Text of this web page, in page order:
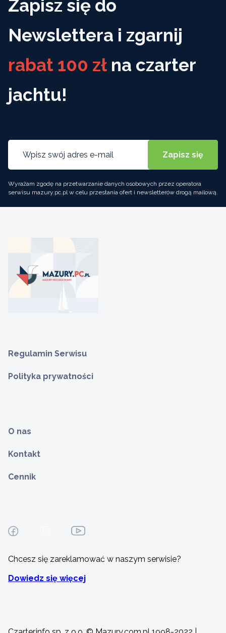
Zapisz się do
Newslettera i zgarnij
rabat 100 zł na czarter
jachtu!
Wyrażam zgodę na przetwarzanie danych osobowych przez operatora
serwisu mazury.pc.pl w celu przesłania ofert i newsletterów drogą mailową.
Regulamin Serwisu
Polityka prywatności
O nas
Kontakt
Cennik
Chcesz się zareklamować w naszym serwisie?
Dowiedz się więcej